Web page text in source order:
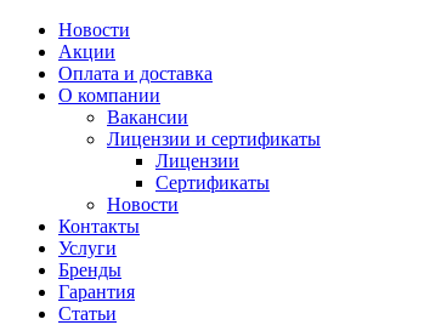
Новости
Акции
Оплата и доставка
О компании
Вакансии
Лицензии и сертификаты
Лицензии
Сертификаты
Новости
Контакты
Услуги
Бренды
Гарантия
Статьи